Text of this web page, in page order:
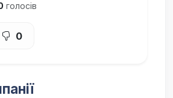
голосів
0